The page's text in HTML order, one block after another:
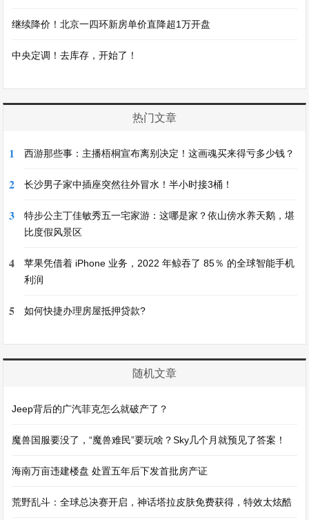
继续降价！北京一四环新房单价直降超1万开盘
中央定调！去库存，开始了！
热门文章
1 西游那些事：主播梧桐宣布离别决定！这画魂买来得亏多少钱？
2 长沙男子家中插座突然往外冒水！半小时接3桶！
3
特步公主丁佳敏秀五一宅家游：这哪是家？依山傍水养天鹅，堪
比度假风景区
4
苹果凭借着 iPhone 业务，2022 年鲸吞了 85％ 的全球智能手机
利润
5 如何快捷办理房屋抵押贷款?
随机文章
Jeep背后的广汽菲克怎么就破产了？
魔兽国服要没了，“魔兽难民”要玩啥？Sky几个月就预见了答案！
海南万亩违建楼盘 处置五年后下发首批房产证
荒野乱斗：全球总决赛开启，神话塔拉皮肤免费获得，特效太炫酷